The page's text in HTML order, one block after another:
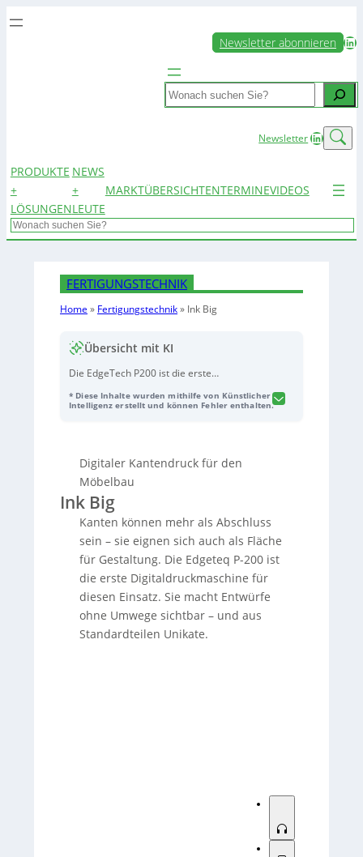
Newsletter abonnieren LinkedIn
Search
NewsletterLinkedIn
PRODUKTE
+
LÖSUNGEN
NEWS
+
LEUTE
MARKTÜBERSICHTENTERMINEVIDEOS
Search
FERTIGUNGSTECHNIK
Home » Fertigungstechnik» Ink Big
Übersicht mit KI
Die EdgeTech P200 ist die erste
Möbel- und Innenausbau, die es ermöglicht,
Schreinern die Möglichkeit, Standardteile in
Unikate zu verwandeln und somit im
Wettbewerb zu punkten. Die Maschine ist
kompakt, aber leistungsstark, und bietet
Funktionen wie automatische
Werkstückreinigung und ein Tinten-
Nachfüllsystem. Mit der EdgeTech P200
können Designs direkt umgesetzt werden,
was Zeit und Kosten spart und die
Abstimmung mit Kunden erleichtert. Die
Bedienung erfolgt über die
benutzerfreundliche WoodCommander-
* Diese Inhalte wurden mithilfe von Künstlicher
Intelligenz erstellt und können Fehler enthalten.
Digitaler Kantendruck für den
Möbelbau
Ink Big
Kanten können mehr als Abschluss
sein – sie eignen sich auch als Fläche
für Gestaltung. Die Edgeteq P-200 ist
die erste Digitaldruckmaschine für
diesen Einsatz. Sie macht Entwürfe
ohne Umwege sichtbar – und aus
Standardteilen Unikate.